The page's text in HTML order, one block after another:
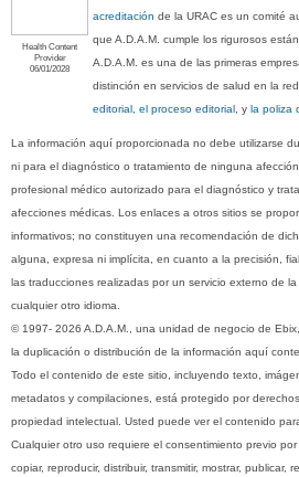
Health Content
Provider
06/01/2028
acreditación de la URAC es un comité
que A.D.A.M. cumple los rigurosos
A.D.A.M. es una de las primeras
distinción en servicios de salud en la
editorial, el proceso editorial, yla poliza
La información aquí proporcionada no debe utilizarse
ni para el diagnóstico o tratamiento de ninguna
profesional médico autorizado para el diagnóstico y
afecciones médicas. Los enlaces a otros sitios se
informativos; no constituyen una recomendación de
alguna, expresa ni implícita, en cuanto a la precisión,
las traducciones realizadas por un servicio externo de
cualquier otro idioma.
© 1997- 2026 A.D.A.M., una unidad de negocio de
la duplicación o distribución de la información aquí
Todo el contenido de este sitio, incluyendo texto,
metadatos y compilaciones, está protegido por
propiedad intelectual. Usted puede ver el contenido
Cualquier otro uso requiere el consentimiento previo
copiar, reproducir, distribuir, transmitir, mostrar, publicar,